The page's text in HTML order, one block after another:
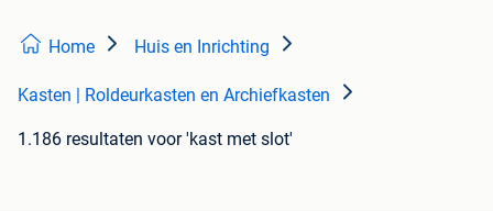
Home Huis en Inrichting
Kasten | Roldeurkasten en Archiefkasten
1.186 resultaten voor 'kast met slot'